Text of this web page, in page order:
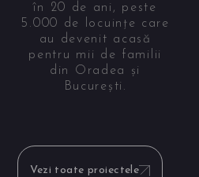
în 20 de ani, peste
5.000 de locuințe care
au devenit acasă
pentru mii de familii
din Oradea și
București.
Vezi toate proiectele